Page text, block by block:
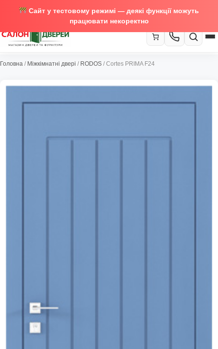
Сайт у тестовому режимі — деякі функції можуть
працювати некоректно
067-370-89-35
Головна / Міжкімнатні двері / RODOS / Cortes PRIMA F24